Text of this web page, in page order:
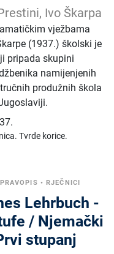
Ivo Škarpa
vježbama
(1937.) školski je
pripada skupini
namijenjenih
produžnih škola
Tvrde korice.
•RJEČNICI
Lehrbuch -
/ Njemački
stupanj